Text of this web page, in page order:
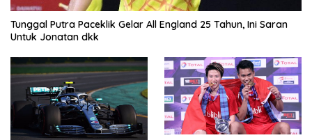
Tunggal Putra Paceklik Gelar All England 25 Tahun, Ini Saran
Untuk Jonatan dkk